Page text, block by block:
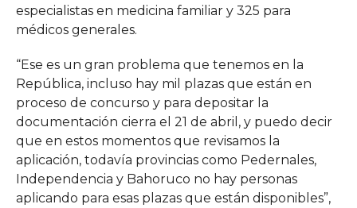
especialistas en medicina familiar y 325 para
médicos generales.
“Ese es un gran problema que tenemos en la
República, incluso hay mil plazas que están en
proceso de concurso y para depositar la
documentación cierra el 21 de abril, y puedo decir
que en estos momentos que revisamos la
aplicación, todavía provincias como Pedernales,
Independencia y Bahoruco no hay personas
aplicando para esas plazas que están disponibles”,